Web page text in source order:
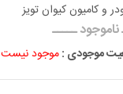
و کامیون کیوان تویز
ناموجود ـــــ
موجودی :موجود نیست